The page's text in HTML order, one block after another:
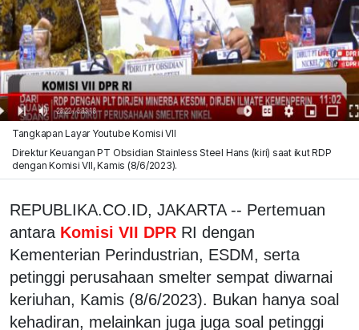
Tangkapan Layar Youtube Komisi VII
Direktur Keuangan PT Obsidian Stainless Steel Hans (kiri) saat ikut RDP
dengan Komisi VII, Kamis (8/6/2023).
REPUBLIKA.CO.ID, JAKARTA -- Pertemuan
antara Komisi VII DPR RI dengan
Kementerian Perindustrian, ESDM, serta
petinggi perusahaan smelter sempat diwarnai
keriuhan, Kamis (8/6/2023). Bukan hanya soal
kehadiran, melainkan juga juga soal petinggi